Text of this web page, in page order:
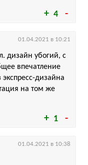
4
1
дизайн убогий, с
впечатление
дизайна
на том же
01.04.2021 в 10:21
01.04.2021 в 10:38